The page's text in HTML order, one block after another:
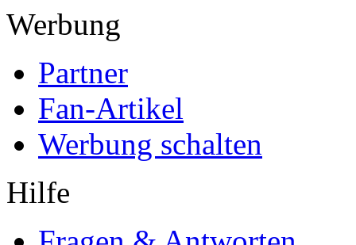
Werbung
Partner
Fan-Artikel
Werbung schalten
Hilfe